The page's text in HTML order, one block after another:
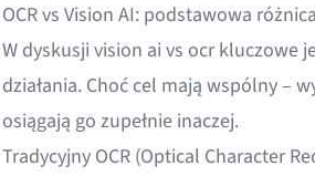
OCR vs Vision AI: podstawowa różnica
W dyskusji vision ai vs ocr kluczowe
działania. Choć cel mają wspólny –
osiągają go zupełnie inaczej.
Tradycyjny OCR (Optical Character